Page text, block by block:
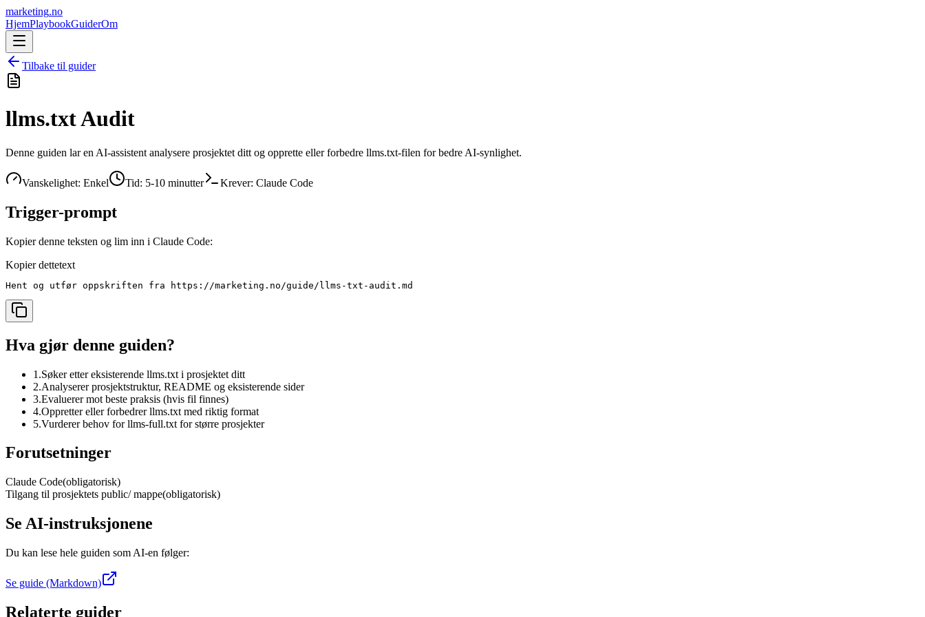
marketing.no
HjemPlaybookGuiderOm
Tilbake til guider
llms.txt Audit
Denne guiden lar en AI-assistent analysere prosjektet ditt og opprette eller forbedre llms.txt-filen for bedre AI-synlighet.
Vanskelighet: Enkel Tid: 5-10 minutter Krever: Claude Code
Trigger-prompt
Kopier denne teksten og lim inn i Claude Code:
Kopier dettetext
Hent og utfør oppskriften fra https://marketing.no/guide/llms-txt-audit.md
Hva gjør denne guiden?
1.Søker etter eksisterende llms.txt i prosjektet ditt
2.Analyserer prosjektstruktur, README og eksisterende sider
3.Evaluerer mot beste praksis (hvis fil finnes)
4.Oppretter eller forbedrer llms.txt med riktig format
5.Vurderer behov for llms-full.txt for større prosjekter
Forutsetninger
Claude Code(obligatorisk)
Tilgang til prosjektets public/ mappe(obligatorisk)
Se AI-instruksjonene
Du kan lese hele guiden som AI-en følger:
Se guide (Markdown)
Relaterte guider